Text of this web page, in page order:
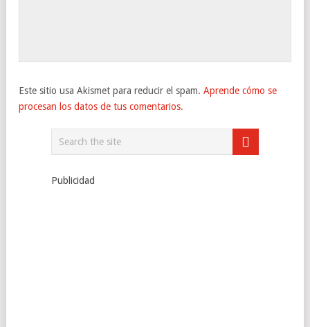
Este sitio usa Akismet para reducir el spam. Aprende cómo se
procesan los datos de tus comentarios.
Publicidad